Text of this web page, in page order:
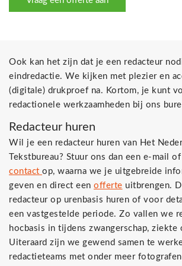
Ook kan het zijn dat je een redacteur
eindredactie. We kijken met plezier en
(digitale) drukproef na. Kortom, je kunt
redactionele werkzaamheden bij ons
Redacteur huren
Wil je een redacteur huren van Het
Tekstbureau? Stuur ons dan een e-mail
contact op, waarna we je uitgebreide
geven en direct een offerte uitbrengen.
redacteur op urenbasis huren of voor
een vastgestelde periode. Zo vallen we
hocbasis in tijdens zwangerschap, ziekte
Uiteraard zijn we gewend samen te
redactieteams met onder meer